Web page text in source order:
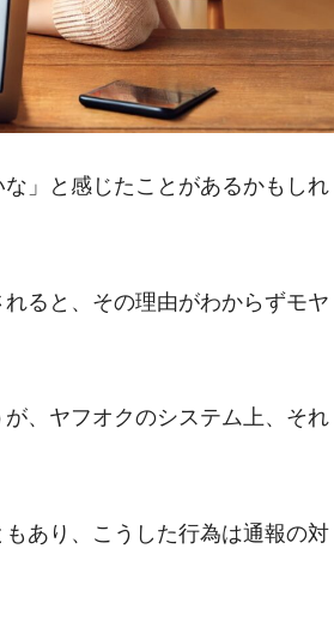
」と感じたことがあるかもしれ
ると、その理由がわからずモヤ
、ヤフオクのシステム上、それ
あり、こうした行為は通報の対